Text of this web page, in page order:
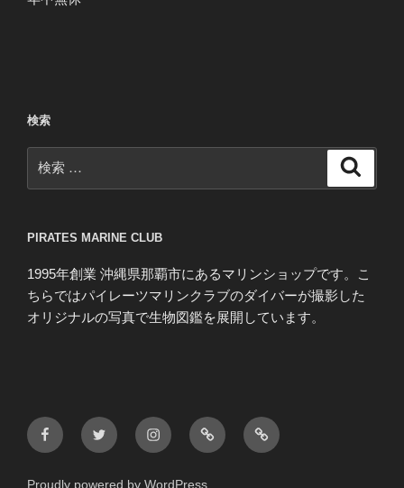
検索
索:
PIRATES MARINE CLUB
1995年創業 沖縄県那覇市にあるマリンショップです。こ
ちらではパイレーツマリンクラブのダイバーが撮影した
オリジナルの写真で生物図鑑を展開しています。
FacebookTwitter Instagramblog HP
Proudly powered by WordPress